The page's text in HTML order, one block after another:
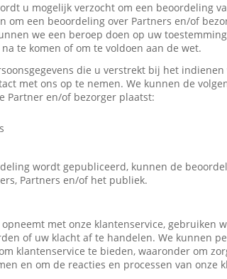
u mogelijk verzocht om een beoordeling
om een beoordeling over Partners en/of
we een beroep doen op uw
te komen of om te voldoen aan de wet.
die u verstrekt bij het
met ons op te nemen. We kunnen de
Partner en/of bezorger plaatst:
wordt gepubliceerd, kunnen de
Partners en/of het publiek.
met onze klantenservice, gebruiken
of uw klacht af te handelen. We kunnen
klantenservice te bieden, waaronder om
en om de reacties en processen van onze